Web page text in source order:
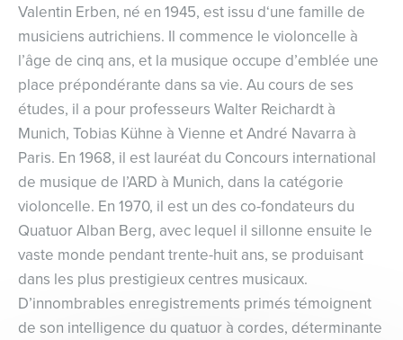
Valentin Erben, né en 1945, est issu d‘une famille de
musiciens autrichiens. Il commence le violoncelle à
l’âge de cinq ans, et la musique occupe d’emblée une
place prépondérante dans sa vie. Au cours de ses
études, il a pour professeurs Walter Reichardt à
Munich, Tobias Kühne à Vienne et André Navarra à
Paris. En 1968, il est lauréat du Concours international
de musique de l’ARD à Munich, dans la catégorie
violoncelle. En 1970, il est un des co-fondateurs du
Quatuor Alban Berg, avec lequel il sillonne ensuite le
vaste monde pendant trente-huit ans, se produisant
dans les plus prestigieux centres musicaux.
D’innombrables enregistrements primés témoignent
de son intelligence du quatuor à cordes, déterminante